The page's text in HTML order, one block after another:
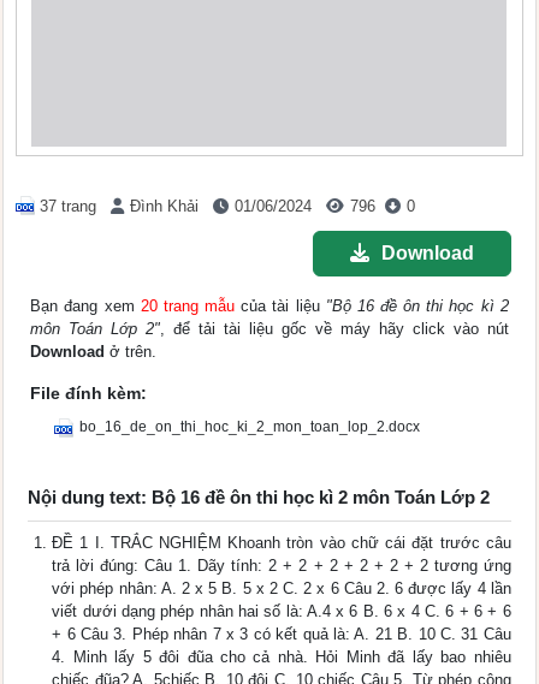
37 trang Đình Khải 01/06/2024 796 0
Download
Bạn đang xem 20 trang mẫu của tài liệu "Bộ 16 đề ôn thi học kì 2
môn Toán Lớp 2", để tải tài liệu gốc về máy hãy click vào nút
Download ở trên.
File đính kèm:
bo_16_de_on_thi_hoc_ki_2_mon_toan_lop_2.docx
Nội dung text: Bộ 16 đề ôn thi học kì 2 môn Toán Lớp 2
ĐỀ 1 I. TRẮC NGHIỆM Khoanh tròn vào chữ cái đặt trước câu
trả lời đúng: Câu 1. Dãy tính: 2 + 2 + 2 + 2 + 2 + 2 tương ứng
với phép nhân: A. 2 x 5 B. 5 x 2 C. 2 x 6 Câu 2. 6 được lấy 4 lần
viết dưới dạng phép nhân hai số là: A.4 x 6 B. 6 x 4 C. 6 + 6 + 6
+ 6 Câu 3. Phép nhân 7 x 3 có kết quả là: A. 21 B. 10 C. 31 Câu
4. Minh lấy 5 đôi đũa cho cả nhà. Hỏi Minh đã lấy bao nhiêu
chiếc đũa? A. 5chiếc B. 10 đôi C. 10 chiếc Câu 5. Từ phép cộng